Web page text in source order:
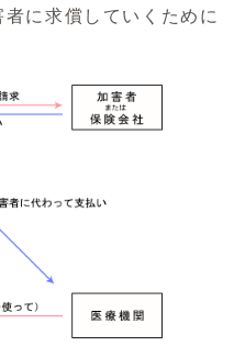
に求償していくために